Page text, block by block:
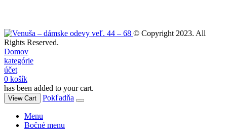
© Copyright 2023. All
Rights Reserved.
Domov
kategórie
účet
0 košík
has been added to your cart.
View Cart Pokľadňa
Menu
Bočné menu